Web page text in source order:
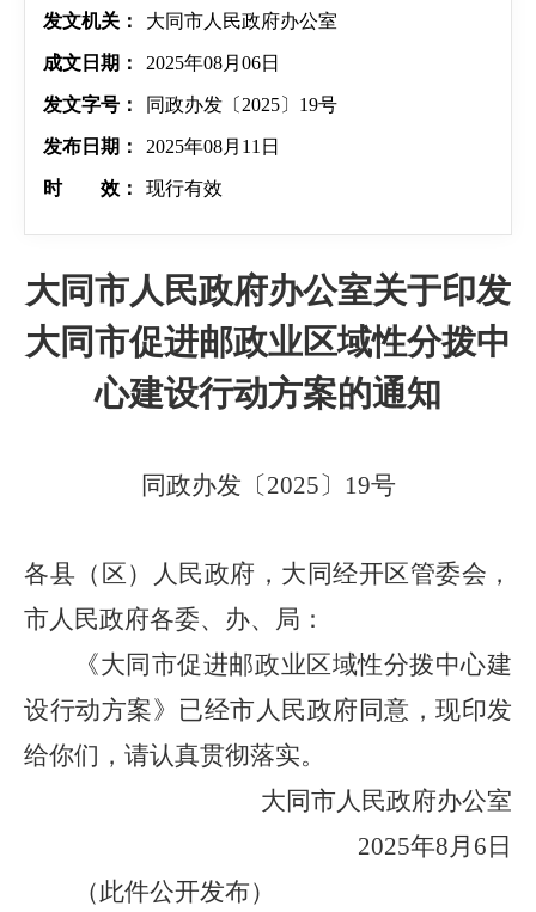
发文机关： 大同市人民政府办公室
成文日期： 2025年08月06日
发文字号： 同政办发〔2025〕19号
发布日期： 2025年08月11日
时 效： 现行有效
大同市人民政府办公室关于印发
大同市促进邮政业区域性分拨中
心建设行动方案的通知
同政办发〔2025〕19号
各县（区）人民政府，大同经开区管委会，
市人民政府各委、办、局：
《大同市促进邮政业区域性分拨中心建
设行动方案》已经市人民政府同意，现印发
给你们，请认真贯彻落实。
大同市人民政府办公室
2025年8月6日
（此件公开发布）